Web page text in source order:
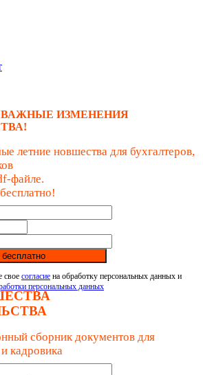
ВАЖНЫЕ ИЗМЕНЕНИЯ
летние новшества для бухгалтеров,
файле.
бесплатно
свое согласие на обработку персональных данных и
персональных данных
сборник документов для
кадровика